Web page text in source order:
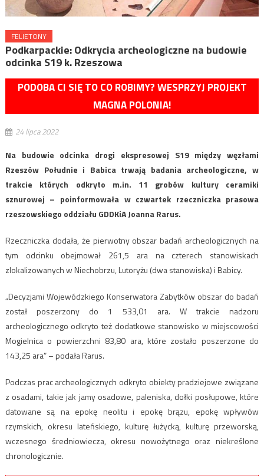
FELIETONY
Podkarpackie: Odkrycia archeologiczne na budowie
odcinka S19 k. Rzeszowa
PODOBA CI SIĘ TO CO ROBIMY? WESPRZYJ PROJEKT
MAGNA POLONIA!
24 lipca 2022
Na budowie odcinka drogi ekspresowej S19 między węzłami
Rzeszów Południe i Babica trwają badania archeologiczne, w
trakcie których odkryto m.in. 11 grobów kultury ceramiki
sznurowej – poinformowała w czwartek rzeczniczka prasowa
rzeszowskiego oddziału GDDKiA Joanna Rarus.
Rzeczniczka dodała, że pierwotny obszar badań archeologicznych na
tym odcinku obejmował 261,5 ara na czterech stanowiskach
zlokalizowanych w Niechobrzu, Lutoryżu (dwa stanowiska) i Babicy.
„Decyzjami Wojewódzkiego Konserwatora Zabytków obszar do badań
został poszerzony do 1 533,01 ara. W trakcie nadzoru
archeologicznego odkryto też dodatkowe stanowisko w miejscowości
Mogielnica o powierzchni 83,80 ara, które zostało poszerzone do
143,25 ara” – podała Rarus.
Podczas prac archeologicznych odkryto obiekty pradziejowe związane
z osadami, takie jak jamy osadowe, paleniska, dołki posłupowe, które
datowane są na epokę neolitu i epokę brązu, epokę wpływów
rzymskich, okresu lateńskiego, kulturę łużycką, kulturę przeworską,
wczesnego średniowiecza, okresu nowożytnego oraz niekreślone
chronologicznie.